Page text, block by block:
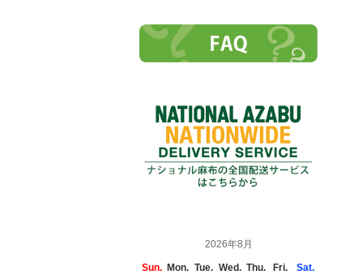
2026年8月
Sun. Mon. Tue. Wed. Thu. Fri.
Sat.